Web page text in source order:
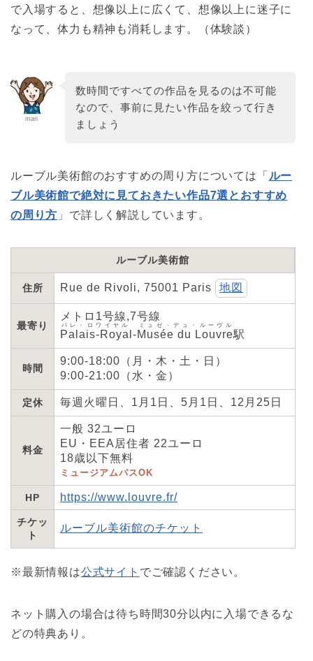
で入場すると、想像以上に広くて、想像以上に迷子に
なって、体力も精神も消耗します。（体験談）
mari
数時間ですべての作品を見るのは不可能
なので、事前に見たい作品を絞って行き
ましょう
ルーブル美術館のおすすめの周り方については「 ルー
ブル美術館で絶対に見ておきたい作品7選とおすすめ
の周り方 」で詳しく解説しています。
ルーブル美術館
住所 Rue de Rivoli, 75001 Paris 地図
最寄り
メトロ1号線,7号線
Palais-Royal-Musée du Louvre
パレ・ロワイヤル ミュゼ・デュ・ルーヴル
駅
時間
9:00-18:00（月・木・土・日）
9:00-21:00（水・金）
定休 毎週火曜日、1月1日、5月1日、12月25日
料金
一般 32ユーロ
EU・EEA居住者 22ユーロ
18歳以下無料
ミュージアムパスOK
HP https://www.louvre.fr/
チケッ
ト
ルーブル美術館のチケット
※最新情報は公式サイト でご確認ください。
ネット購入の場合は待ち時間30分以内に入場できるな
どの特典あり。